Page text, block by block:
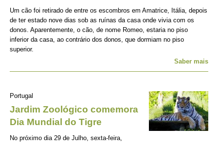
Um cão foi retirado de entre os escombros em Amatrice, Itália, depois
de ter estado nove dias sob as ruínas da casa onde vivia com os
donos. Aparentemente, o cão, de nome Romeo, estaria no piso
inferior da casa, ao contrário dos donos, que dormiam no piso
superior.
Saber mais
Portugal
Jardim Zoológico comemora
Dia Mundial do Tigre
No próximo dia 29 de Julho, sexta-feira,